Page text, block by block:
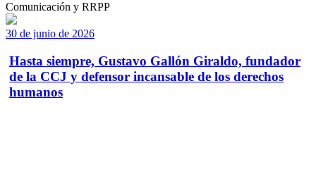
Comunicación y RRPP
30 de junio de 2026
Hasta siempre, Gustavo Gallón Giraldo, fundador
de la CCJ y defensor incansable de los derechos
humanos